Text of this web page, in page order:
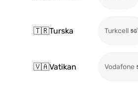
🇹🇷Turska Turkcell
🇻🇦Vatikan Vodafone